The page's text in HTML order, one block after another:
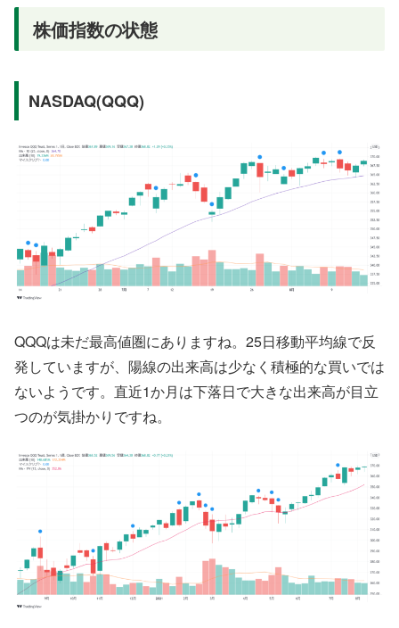
株価指数の状態
NASDAQ(QQQ)
QQQは未だ最高値圏にありますね。25日移動平均線で反
発していますが、陽線の出来高は少なく積極的な買いでは
ないようです。直近1か月は下落日で大きな出来高が目立
つのが気掛かりですね。